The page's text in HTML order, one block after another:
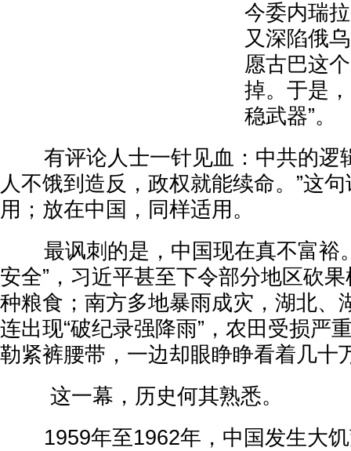
今委内瑞
又深陷俄
愿古巴这
掉。于是
稳武器”。
有评论人士一针见血：中共的逻
人不饿到造反，政权就能续命。”这
用；放在中国，同样适用。
最讽刺的是，中国现在真不富裕
安全”，习近平甚至下令部分地区砍
种粮食；南方多地暴雨成灾，湖北、
连出现“破纪录强降雨”，农田受损严
勒紧裤腰带，一边却眼睁睁看着几十
这一幕，历史何其熟悉。
1959年至1962年，中国发生大饥